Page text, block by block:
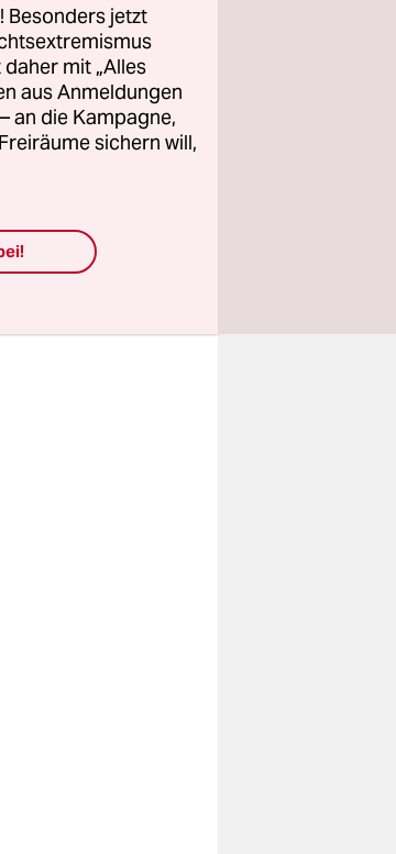
Besonders jetzt
mit „Alles
aus Anmeldungen
an die Kampagne,
sichern will,